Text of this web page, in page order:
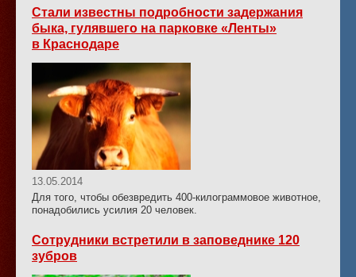
Стали известны подробности задержания
быка, гулявшего на парковке «Ленты»
в Краснодаре
13.05.2014
Для того, чтобы обезвредить 400-килограммовое животное,
понадобились усилия 20 человек.
Сотрудники встретили в заповеднике 120
зубров